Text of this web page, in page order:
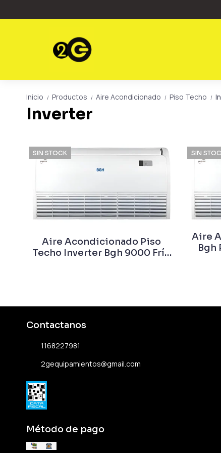
Inicio / Productos / Aire Acondicionado / Piso Techo /
Inverter
SIN STOCK
Aire Acondicionado Piso
Techo Inverter Bgh 9000 Frío
SIN
Aire
Bgh
Contactanos
1168227981
2gequipamientos@gmail.com
Método de pago